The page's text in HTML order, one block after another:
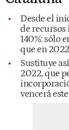
Desde el
de recursos
140%: sólo
que en 2022
Sustituye
2022, que
vencerá